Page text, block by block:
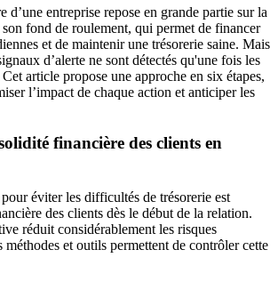
d’une entreprise repose en grande partie sur la
fond de roulement, qui permet de financer
et de maintenir une trésorerie saine. Mais
d’alerte ne sont détectés qu'une fois les
article propose une approche en six étapes,
l’impact de chaque action et anticiper les
financière des clients en
éviter les difficultés de trésorerie est
des clients dès le début de la relation.
réduit considérablement les risques
méthodes et outils permettent de contrôler cette